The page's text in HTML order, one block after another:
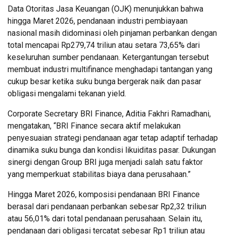
Data Otoritas Jasa Keuangan (OJK) menunjukkan bahwa
hingga Maret 2026, pendanaan industri pembiayaan
nasional masih didominasi oleh pinjaman perbankan dengan
total mencapai Rp279,74 triliun atau setara 73,65% dari
keseluruhan sumber pendanaan. Ketergantungan tersebut
membuat industri multifinance menghadapi tantangan yang
cukup besar ketika suku bunga bergerak naik dan pasar
obligasi mengalami tekanan yield.
Corporate Secretary BRI Finance, Aditia Fakhri Ramadhani,
mengatakan, “BRI Finance secara aktif melakukan
penyesuaian strategi pendanaan agar tetap adaptif terhadap
dinamika suku bunga dan kondisi likuiditas pasar. Dukungan
sinergi dengan Group BRI juga menjadi salah satu faktor
yang memperkuat stabilitas biaya dana perusahaan.”
Hingga Maret 2026, komposisi pendanaan BRI Finance
berasal dari pendanaan perbankan sebesar Rp2,32 triliun
atau 56,01% dari total pendanaan perusahaan. Selain itu,
pendanaan dari obligasi tercatat sebesar Rp1 triliun atau